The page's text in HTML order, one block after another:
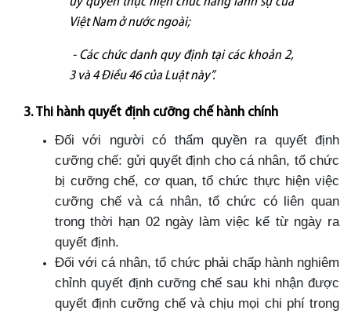
Việt Nam ở nước ngoài;
- Các chức danh quy định tại các khoản 2,
3 và 4 Điều 46 của Luật này”.
3. Thi hành quyết định cưỡng chế hành chính
Đối với người có thẩm quyền ra quyết định
cưỡng chế: gửi quyết định cho cá nhân, tổ chức
bị cưỡng chế, cơ quan, tổ chức thực hiện việc
cưỡng chế và cá nhân, tổ chức có liên quan
trong thời hạn 02 ngày làm việc kể từ ngày ra
quyết định.
Đối với cá nhân, tổ chức phải chấp hành nghiêm
chỉnh quyết định cưỡng chế sau khi nhận được
quyết định cưỡng chế và chịu mọi chi phí trong